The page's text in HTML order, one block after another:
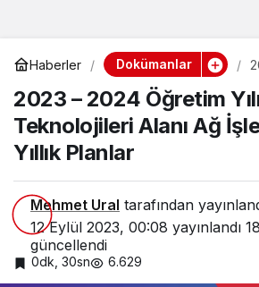
Haberler Dokümanlar
2023 – 2024 Öğretim
Teknolojileri Alanı Ağ
Yıllık Planlar
Mehmet Ural tarafından
12 Eylül 2023, 00:08 yayınlandı
güncellendi
0dk, 30sn 6.629